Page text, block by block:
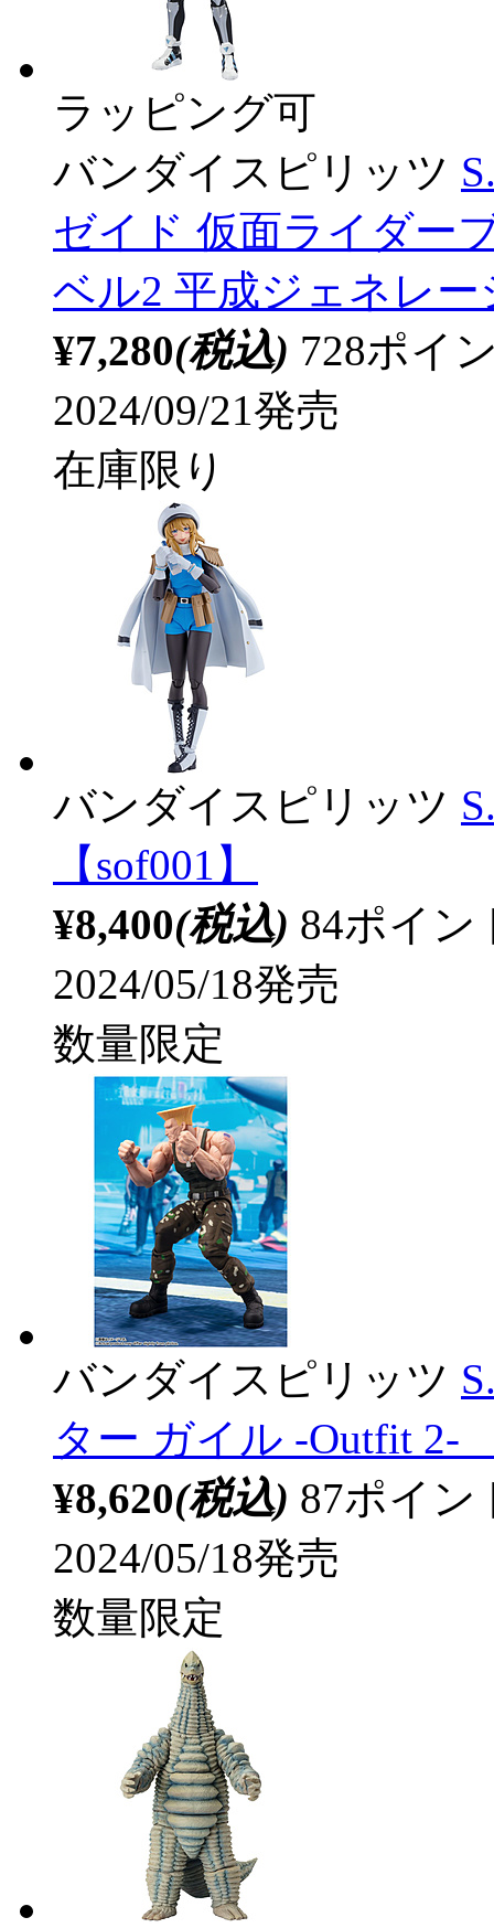
ラッピング可
バンダイスピリッツ
ゼイド 仮面ライダー
ベル2 平成ジェネレ
¥7,280(税込) 728ポイ
2024/09/21発売
在庫限り
バンダイスピリッツ
【sof001】
¥8,400(税込) 84ポイ
2024/05/18発売
数量限定
バンダイスピリッツ
ター ガイル -Outfit 2-
¥8,620(税込) 87ポイ
2024/05/18発売
数量限定